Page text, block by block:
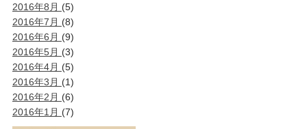
2016年8月 (5)
2016年7月 (8)
2016年6月 (9)
2016年5月 (3)
2016年4月 (5)
2016年3月 (1)
2016年2月 (6)
2016年1月 (7)